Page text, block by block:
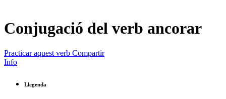
Conjugació del verb ancorar
Practicar aquest verb Compartir
Info
Llegenda